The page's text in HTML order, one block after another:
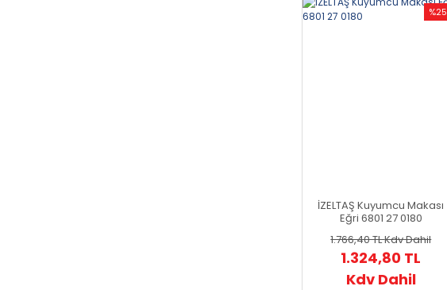
%25
İZELTAŞ Kuyumcu Makası
Eğri 6801 27 0180
1.766,40 TLKdv Dahil
1.324,80 TL
Kdv Dahil